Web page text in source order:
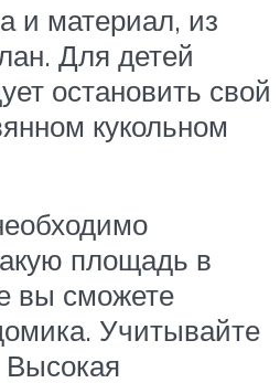
и материал, из
Для детей
остановить свой
кукольном
площадь в
вы сможете
Учитывайте
Высокая